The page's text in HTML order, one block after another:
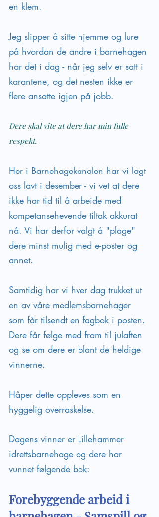
en klem.
Jeg slipper å sitte hjemme og lure
på hvordan de andre i barnehagen
har det i dag - når jeg selv er satt i
karantene, og det nesten ikke er
flere ansatte igjen på jobb.
Dere skal vite at dere har min fulle
respekt.
Her i Barnehagekanalen har vi lagt
oss lavt i desember - vi vet at dere
ikke har tid til å arbeide med
kompetansehevende tiltak akkurat
nå. Vi har derfor valgt å "plage"
dere minst mulig med e-poster og
annet.
Samtidig har vi hver dag trukket ut
en av våre medlemsbarnehager
som får tilsendt en fagbok i posten.
Dere får følge med fram til julaften
og se om dere er blant de heldige
vinnerne.
Håper dette oppleves som en
hyggelig overraskelse.
Dagens vinner er Lillehammer
idrettsbarnehage og dere har
vunnet følgende bok:
Forebyggende arbeid i